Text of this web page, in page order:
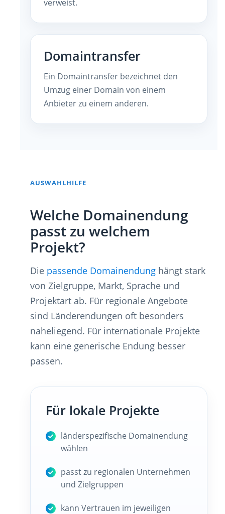
verweist.
Domaintransfer
Ein Domaintransfer bezeichnet den
Umzug einer Domain von einem
Anbieter zu einem anderen.
AUSWAHLHILFE
Welche Domainendung
passt zu welchem
Projekt?
Die passende Domainendung hängt stark
von Zielgruppe, Markt, Sprache und
Projektart ab. Für regionale Angebote
sind Länderendungen oft besonders
naheliegend. Für internationale Projekte
kann eine generische Endung besser
passen.
Für lokale Projekte
länderspezifische Domainendung
wählen
passt zu regionalen Unternehmen
und Zielgruppen
kann Vertrauen im jeweiligen